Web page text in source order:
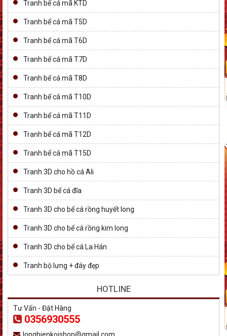
Tranh bể cá mã KTD
Tranh bể cá mã T5D
Tranh bể cá mã T6D
Tranh bể cá mã T7D
Tranh bể cá mã T8D
Tranh bể cá mã T10D
Tranh bể cá mã T11D
Tranh bể cá mã T12D
Tranh bể cá mã T15D
Tranh 3D cho hồ cá Ali
Tranh 3D bể cá đĩa
Tranh 3D cho bể cá rồng huyết long
Tranh 3D cho bể cá rồng kim long
Tranh 3D cho bể cá La Hán
Tranh bộ lưng + đáy đẹp
HOTLINE
Tư Vấn - Đặt Hàng
0356930555
longbienkoishop@gmail.com